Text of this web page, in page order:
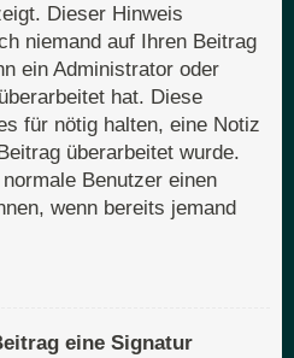
Dieser Hinweis
niemand auf Ihren Beitrag
ein Administrator oder
hat. Diese
für nötig halten, eine Notiz
überarbeitet wurde.
Benutzer einen
wenn bereits jemand
eine Signatur